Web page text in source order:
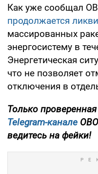
Как уже сообщал
продолжается
массированных
энергосистему в
Энергетическая
что не позволяет
отключения в
Только
Telegram-канале
ведитесь на фейки!